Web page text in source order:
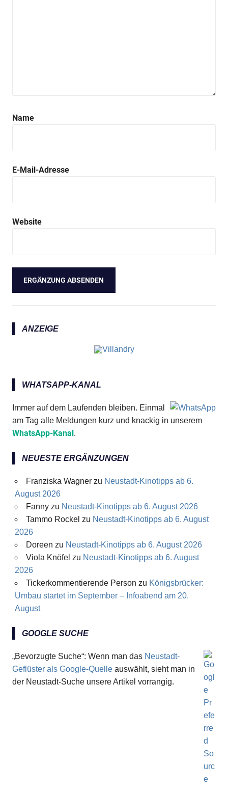
Name
E-Mail-Adresse
Website
ANZEIGE
WHATSAPP-KANAL
Immer auf dem Laufenden bleiben. Einmal
am Tag alle Meldungen kurz und knackig in unserem
WhatsApp-Kanal .
NEUESTE ERGÄNZUNGEN
Franziska Wagnerzu Neustadt-Kinotipps ab 6.
August 2026
Fannyzu Neustadt-Kinotipps ab 6. August 2026
Tammo Rockel zu Neustadt-Kinotipps ab 6. August
2026
Doreen zu Neustadt-Kinotipps ab 6. August 2026
Viola Knöfel zu Neustadt-Kinotipps ab 6. August
2026
Tickerkommentierende Person zu Königsbrücker:
Umbau startet im September – Infoabend am 20.
August
GOOGLE SUCHE
„Bevorzugte Suche“: Wenn man das Neustadt-
Geflüster als Google-Quelle auswählt, sieht man in
der Neustadt-Suche unsere Artikel vorrangig.